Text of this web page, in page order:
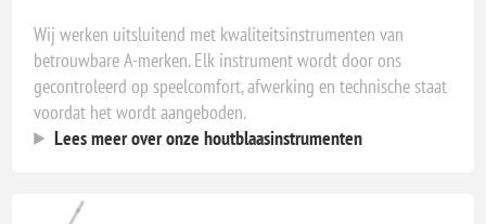
Wij werken uitsluitend met kwaliteitsinstrumenten van
betrouwbare A-merken. Elk instrument wordt door ons
gecontroleerd op speelcomfort, afwerking en technische staat
voordat het wordt aangeboden.
Lees meer over onze houtblaasinstrumenten